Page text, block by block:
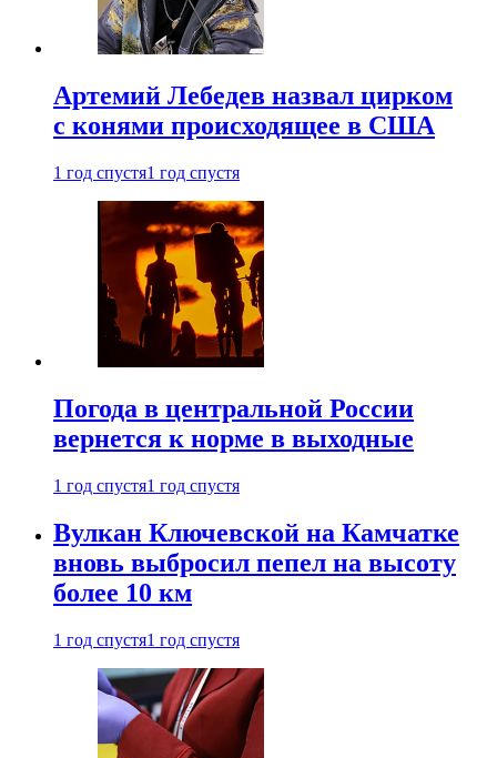
Артемий Лебедев назвал цирком
с конями происходящее в США
1 год спустя1 год спустя
Погода в центральной России
вернется к норме в выходные
1 год спустя1 год спустя
Вулкан Ключевской на Камчатке
вновь выбросил пепел на высоту
более 10 км
1 год спустя1 год спустя